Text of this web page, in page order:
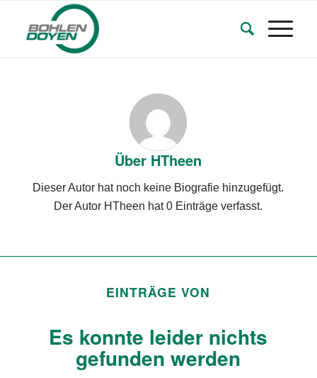
Über HTheen
Dieser Autor hat noch keine Biografie hinzugefügt.
Der Autor HTheen hat 0 Einträge verfasst.
EINTRÄGE VON
Es konnte leider nichts
gefunden werden